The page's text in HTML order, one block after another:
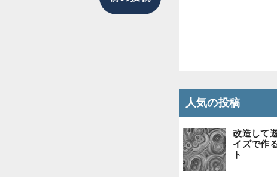
人気の投稿
改造して
イズで作
ト